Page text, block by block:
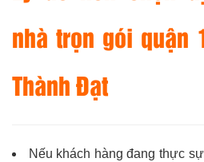
nhà trọn gói quận
Thành Đạt
Nếu khách hàng đang thực